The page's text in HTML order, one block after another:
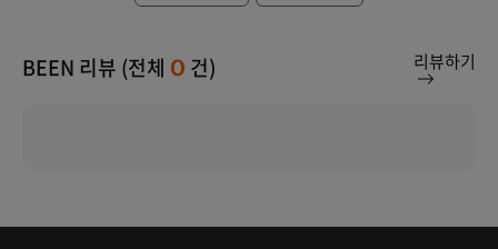
BEEN 리뷰 (전체 0 건) 리뷰하기